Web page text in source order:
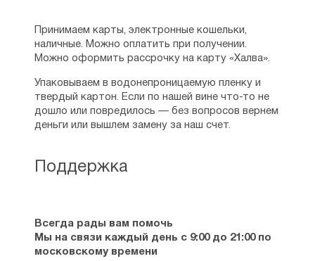
Поддержка
Всегда рады вам помочь
Мы на связи каждый день с 9:00 до 21:00 по
московскому времени
Принимаем карты, электронные кошельки,
наличные. Можно оплатить при получении.
Можно оформить рассрочку на карту «Халва».
Упаковываем в водонепроницаемую пленку и
твердый картон. Если по нашей вине что-то не
дошло или повредилось — без вопросов вернем
деньги или вышлем замену за наш счет.